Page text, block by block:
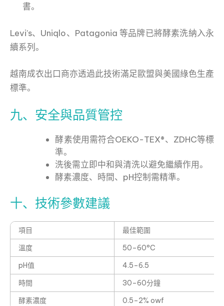
書。
Levi’s、Uniqlo、Patagonia 等品牌已將酵素洗納入永
續系列。
越南成衣出口商亦透過此技術滿足歐盟與美國綠色生產
標準。
九、安全與品質管控
酵素使用需符合OEKO-TEX®、ZDHC等標
準。
洗後需立即中和與清洗以避免繼續作用。
酵素濃度、時間、pH控制需精準。
十、技術參數建議
項目
最佳範圍
溫度
50–60°C
pH值
4.5–6.5
時間
30–60分鐘
酵素濃度
0.5–2% owf